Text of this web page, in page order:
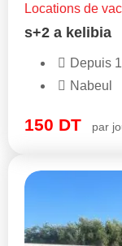
Locations de
s+2 a kelibia
Depuis
Nabeul
150 DT par